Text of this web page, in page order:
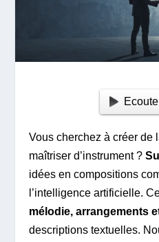
Vous cherchez à créer de
maîtriser d’instrument ?
idées en compositions
l’intelligence artificielle.
mélodie, arrangements
descriptions textuelles.